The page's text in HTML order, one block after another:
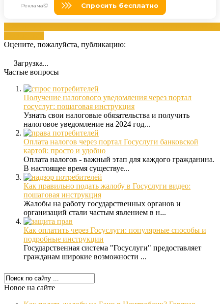
Оцените, пожалуйста, публикацию:
Загрузка...
Частые вопросы
Получение налогового уведомления через портал
госуслуг: пошаговая инструкция
Узнать свои налоговые обязательства и получить
налоговое уведомление на 2024 год...
Оплата налогов через портал Госуслуги банковской
картой: просто и удобно
Оплата налогов - важный этап для каждого гражданина.
В настоящее время существуе...
Как правильно подать жалобу в Госуслуги видео:
пошаговая инструкция
Жалобы на работу государственных органов и
организаций стали частым явлением в н...
Как оплатить через Госуслуги: популярные способы и
подробные инструкции
Государственная система "Госуслуги" предоставляет
гражданам широкие возможности ...
Новое на сайте